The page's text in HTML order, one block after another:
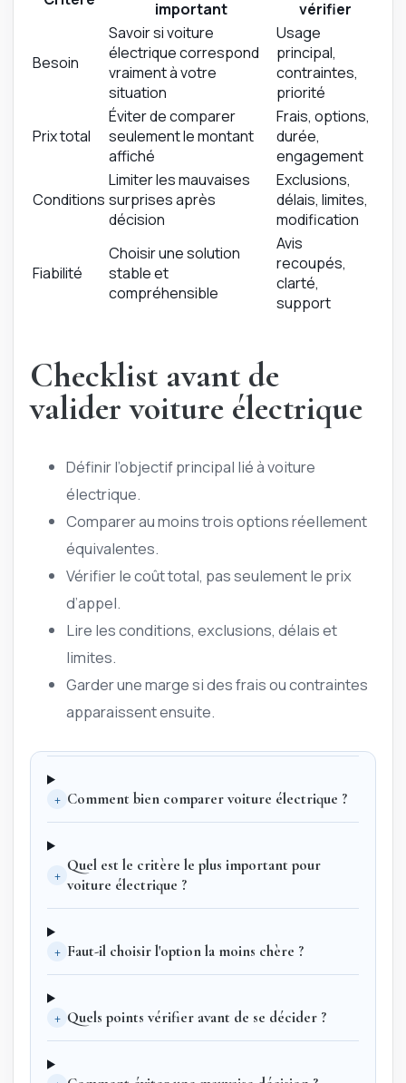
important
vérifier
Besoin
Savoir si voiture
électrique correspond
vraiment à votre
situation
Usage
principal,
contraintes,
priorité
Prix total
Éviter de comparer
seulement le montant
affiché
Frais, options,
durée,
engagement
Conditions
Limiter les mauvaises
surprises après
décision
Exclusions,
délais, limites,
modification
Fiabilité
Choisir une solution
stable et
compréhensible
Avis
recoupés,
clarté,
support
Checklist avant de
valider voiture électrique
Définir l’objectif principal lié à voiture
électrique.
Comparer au moins trois options réellement
équivalentes.
Vérifier le coût total, pas seulement le prix
d’appel.
Lire les conditions, exclusions, délais et
limites.
Garder une marge si des frais ou contraintes
apparaissent ensuite.
+ Comment bien comparer voiture électrique ?
+
Quel est le critère le plus important pour
voiture électrique ?
+ Faut-il choisir l'option la moins chère ?
+ Quels points vérifier avant de se décider ?